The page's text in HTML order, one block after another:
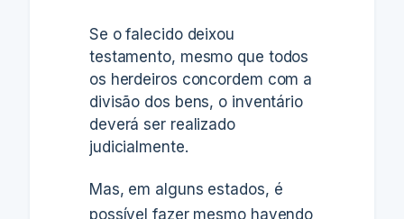
Se o falecido deixou
testamento, mesmo que todos
os herdeiros concordem com a
divisão dos bens, o inventário
deverá ser realizado
judicialmente.
Mas, em alguns estados, é
possível fazer mesmo havendo